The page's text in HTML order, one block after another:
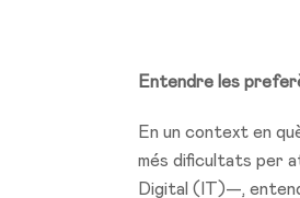
Entendre les
En un context en
més dificultats per
Digital (IT)—,